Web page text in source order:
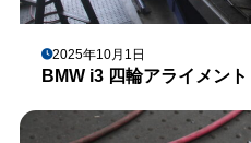
2025年10月1日
BMW i3 四輪アライメント